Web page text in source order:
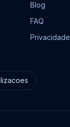
Blog
FAQ
Privacidade